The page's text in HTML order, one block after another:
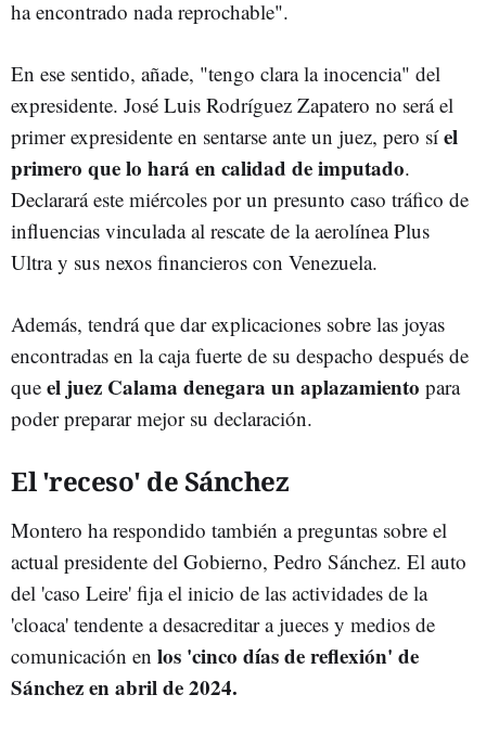
ha encontrado nada reprochable".
En ese sentido, añade, "tengo clara la inocencia" del
expresidente. José Luis Rodríguez Zapatero no será el
primer expresidente en sentarse ante un juez, pero síel
primero que lo hará en calidad de imputado.
Declarará este miércoles por un presunto caso tráfico de
influencias vinculada al rescate de la aerolínea Plus
Ultra y sus nexos financieros con Venezuela.
Además, tendrá que dar explicaciones sobre las joyas
encontradas en la caja fuerte de su despacho después de
que el juez Calama denegara un aplazamiento para
poder preparar mejor su declaración.
El 'receso' de Sánchez
Montero ha respondido también a preguntas sobre el
actual presidente del Gobierno, Pedro Sánchez. El auto
del 'caso Leire' fija el inicio de las actividades de la
'cloaca' tendente a desacreditar a jueces y medios de
comunicación en los 'cinco días de reflexión' de
Sánchez en abril de 2024.